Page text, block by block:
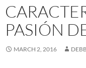
PASIÓN
MARCH 2, 2016